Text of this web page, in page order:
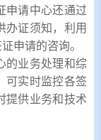
申请中心还通过
办证须知，利用
申请的咨询。
的业务处理和综
可实时监控各签
提供业务和技术